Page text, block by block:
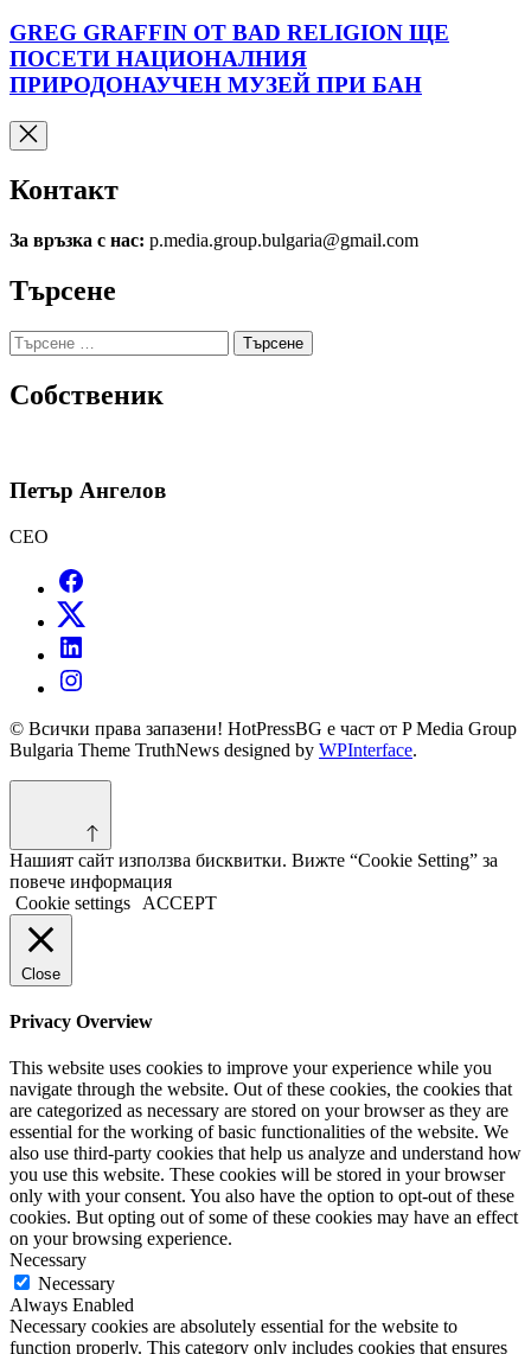
GREG GRAFFIN ОТ BAD RELIGION ЩЕ
ПОСЕТИ НАЦИОНАЛНИЯ
ПРИРОДОНАУЧЕН МУЗЕЙ ПРИ БАН
Контакт
За връзка с нас: p.media.group.bulgaria@gmail.com
Търсене
Търсене
за:
Собственик
Петър Ангелов
CEO
© Всички права запазени! HotPressBG е част от P Media Group
Bulgaria Theme TruthNews designed by WPInterface.
Нашият сайт използва бисквитки. Вижте “Cookie Setting” за
повече информация
Cookie settings
ACCEPT
Close
Privacy Overview
This website uses cookies to improve your experience while you
navigate through the website. Out of these cookies, the cookies that
are categorized as necessary are stored on your browser as they are
essential for the working of basic functionalities of the website. We
also use third-party cookies that help us analyze and understand how
you use this website. These cookies will be stored in your browser
only with your consent. You also have the option to opt-out of these
cookies. But opting out of some of these cookies may have an effect
on your browsing experience.
Necessary
Necessary
Always Enabled
Necessary cookies are absolutely essential for the website to
function properly. This category only includes cookies that ensures